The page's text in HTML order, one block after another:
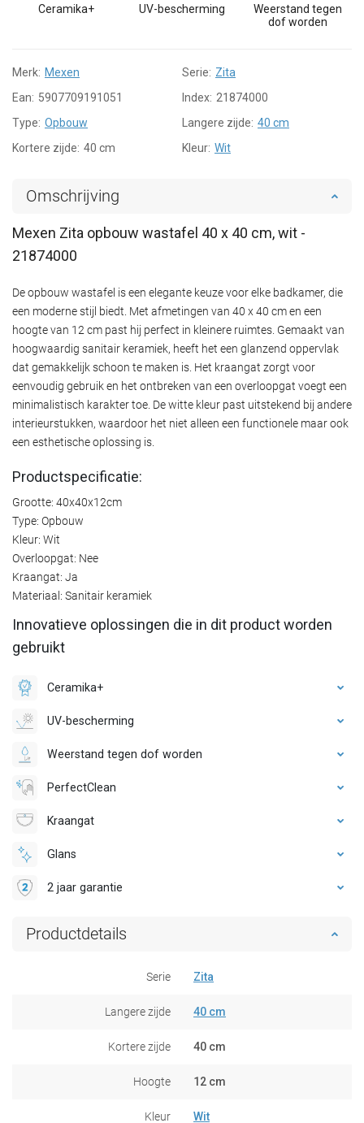
Ceramika+ UV-bescherming
Weerstand tegen
dof worden
Merk: Mexen Serie: Zita
Ean: 5907709191051 Index: 21874000
Type: Opbouw Langere zijde: 40 cm
Kortere zijde: 40 cm Kleur: Wit
Omschrijving
Mexen Zita opbouw wastafel 40 x 40 cm, wit -
21874000
De opbouw wastafel is een elegante keuze voor elke badkamer, die
een moderne stijl biedt. Met afmetingen van 40 x 40 cm en een
hoogte van 12 cm past hij perfect in kleinere ruimtes. Gemaakt van
hoogwaardig sanitair keramiek, heeft het een glanzend oppervlak
dat gemakkelijk schoon te maken is. Het kraangat zorgt voor
eenvoudig gebruik en het ontbreken van een overloopgat voegt een
minimalistisch karakter toe. De witte kleur past uitstekend bij andere
interieurstukken, waardoor het niet alleen een functionele maar ook
een esthetische oplossing is.
Productspecificatie:
Grootte: 40x40x12cm
Type: Opbouw
Kleur: Wit
Overloopgat: Nee
Kraangat: Ja
Materiaal: Sanitair keramiek
Innovatieve oplossingen die in dit product worden
gebruikt
Ceramika+
UV-bescherming
Weerstand tegen dof worden
PerfectClean
Kraangat
Glans
2 jaar garantie
Productdetails
Serie Zita
Langere zijde 40 cm
Kortere zijde 40 cm
Hoogte 12 cm
Kleur Wit